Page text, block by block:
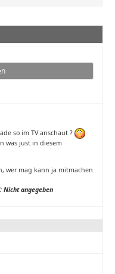
so im TV anschaut ?
was just in diesem
wer mag kann ja mitmachen
Nicht angegeben